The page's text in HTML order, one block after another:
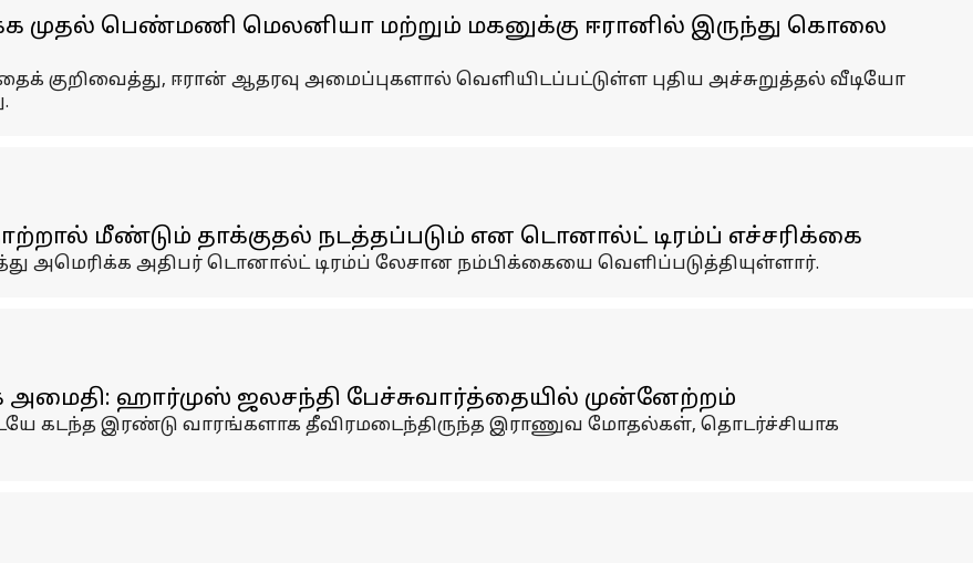
முதல் பெண்மணி மெலனியா மற்றும் மகனுக்கு ஈரானில் இருந்து கொலை
குறிவைத்து, ஈரான் ஆதரவு அமைப்புகளால் வெளியிடப்பட்டுள்ள புதிய அச்சுறுத்தல் வீடியோ
மீண்டும் தாக்குதல் நடத்தப்படும் என டொனால்ட் டிரம்ப் எச்சரிக்கை
அமெரிக்க அதிபர் டொனால்ட் டிரம்ப் லேசான நம்பிக்கையை வெளிப்படுத்தியுள்ளார்.
ஹார்முஸ் ஜலசந்தி பேச்சுவார்த்தையில் முன்னேற்றம்
கடந்த இரண்டு வாரங்களாக தீவிரமடைந்திருந்த இராணுவ மோதல்கள், தொடர்ச்சியாக